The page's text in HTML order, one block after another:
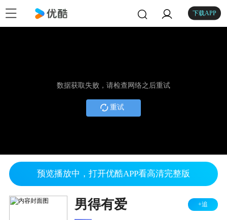
下载APP
数据获取失败，请检查网络之后重试
重试
预览播放中，打开优酷APP看高清完整版
男得有爱 +追